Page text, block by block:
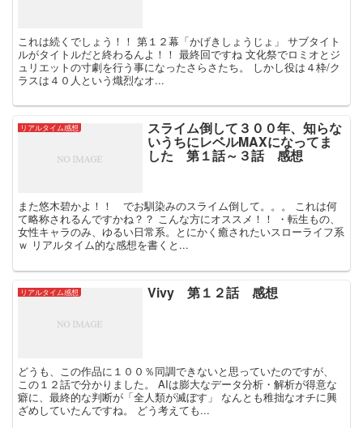
これは続くでしょう！！ 第１２幕「かげきしょうじょ」 サブタイト
ルがタイトルだと終わるんよ！！ 最終回ですね 文化祭でロミオとジ
ュリエットの寸劇を行う事になったさらさたち。 しかし役は４枠/ク
ラスは４０人という熾烈なオ...
リアルタイム感想 スライム倒して３００年、知らな
いうちにレベルMAXになってま
した 第１話～３話 感想
また悠木碧かよ！！ でお馴染みのスライム倒して。。。 これは何
て略称されるんですかね？？ こんな方にオススメ！！ ・転生もの、
女性キャラのみ、ゆるい日常系。とにかく癒されたいスローライフ系
ｗ リアルタイム的な感想を書くと...
リアルタイム感想 Vivy 第１２話 感想
どうも、この作品に１００％同調できないと思っていたのですが、
この１２話で分かりました。 AIは膨大なデータ分析・解析が得意な
癖に、最終的な判断が「全人類が滅ぼす」 なんとも稚拙なオチに興
ざめしていたんですね。 どう考えても...